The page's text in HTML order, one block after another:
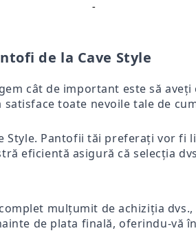
-
de la Cave Style
cât de important este să
toate nevoile tale de
Style. Pantofii tăi preferați vor fi
eficientă asigură că selecția
mulțumit de achiziția
de plata finală, oferindu-vă